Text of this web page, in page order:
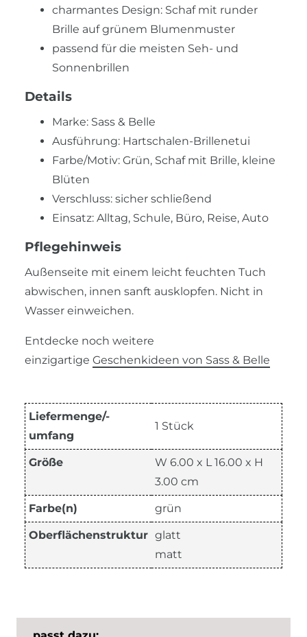
charmantes Design: Schaf mit runder
Brille auf grünem Blumenmuster
passend für die meisten Seh- und
Sonnenbrillen
Details
Marke: Sass & Belle
Ausführung: Hartschalen-Brillenetui
Farbe/Motiv: Grün, Schaf mit Brille, kleine
Blüten
Verschluss: sicher schließend
Einsatz: Alltag, Schule, Büro, Reise, Auto
Pflegehinweis
Außenseite mit einem leicht feuchten Tuch
abwischen, innen sanft ausklopfen. Nicht in
Wasser einweichen.
Entdecke noch weitere
einzigartige Geschenkideen von Sass & Belle
Liefermenge/-
umfang
1 Stück
Größe
W 6.00 x L 16.00 x H
3.00 cm
Farbe(n) grün
Oberflächenstruktur glatt
matt